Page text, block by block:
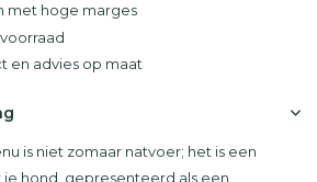
met hoge marges
en advies op maat
is niet zomaar natvoer; het is een
hond, gepresenteerd als een